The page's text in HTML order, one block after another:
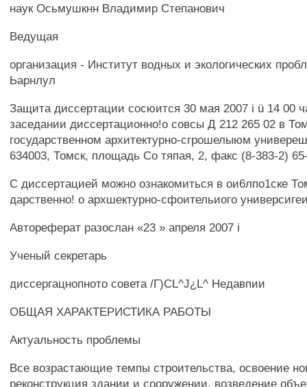
наук Осьмушкнн Владимир Степанович
Ведущая
организация - Институт водных и экологических
Ьарнлул
Защита диссертации сосюится 30 мая 2007 i ü 14 00
заседании диссертационно!о совсы Д 212 265 02 в
государственном архитектурно-сгрошелыюм
634003, Томск, площадь Со тяпая, 2, факс (8-383-2)
С диссертацией можно ознакомиться в ои6лпо1ске
дарственно! о архшектурно-сфоительиого
Автореферат разослан «23 » апреля 2007 i
Ученый секретарь
диссергацнопното совета /Г)CL^J¿L^ Недавпии
ОБЩАЯ ХАРАКТЕРИСТИКА РАБОТЫ
Актуальность проблемы
Все возрастающие темпы строительства, освоение
реконструкция здании и сооружении, возведение